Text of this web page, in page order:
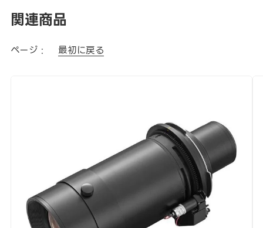
関連商品
ページ : 最初に戻る